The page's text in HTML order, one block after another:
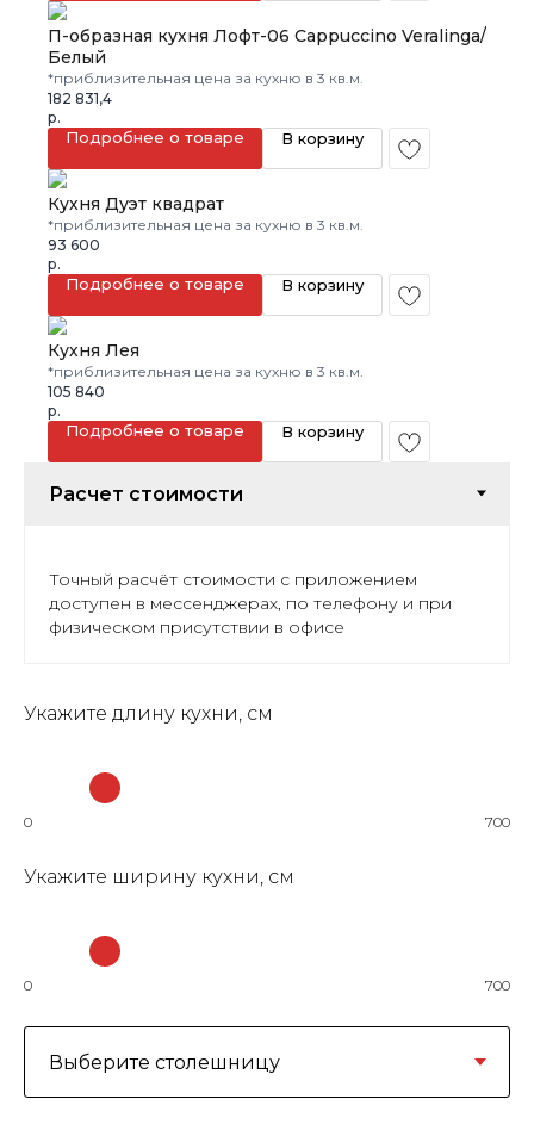
П-образная кухня Лофт-06 Cappuccino Veralinga/
Белый
*приблизительная цена за кухню в 3 кв.м.
182 831,4
р.
Подробнее о товаре В корзину
Кухня Дуэт квадрат
*приблизительная цена за кухню в 3 кв.м.
93 600
р.
Подробнее о товаре В корзину
Кухня Лея
*приблизительная цена за кухню в 3 кв.м.
105 840
р.
Подробнее о товаре В корзину
Точный расчёт стоимости с приложением
доступен в мессенджерах, по телефону и при
физическом присутствии в офисе
Укажите длину кухни, см
0 700
Укажите ширину кухни, см
0 700